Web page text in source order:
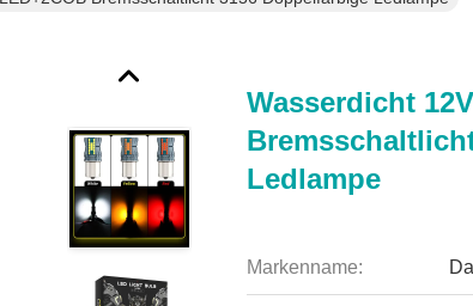
Wasserdicht
Ledlampe
Markenname: